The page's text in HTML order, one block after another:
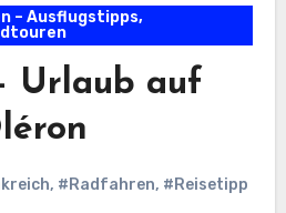
– Ausflugstipps,
Urlaub auf
, #Radfahren, #Reisetipp